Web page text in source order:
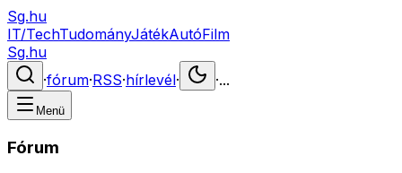
Sg.hu
IT/TechTudományJátékAutóFilm
Sg.hu
·fórum·RSS·hírlevél· ·...
Menü
Fórum